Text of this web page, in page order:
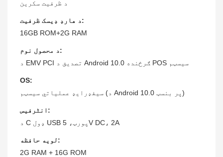
د ظرفیت سکرین
د هارډ ډیسک ظرفیت:
16GB ROM+2G RAM
د محصول نوم:
د EMV PCI تصدیق د Android 10.0 ګرځنده POS سیسټم
OS:
سیفډرایډ عملیاتي سیسټم (د Android 10.0 پر بنسټ)
انٹرفیس:
د C ډول USB پورټ، 5V DC، 2A
لویه حافظه:
2G RAM + 16G ROM